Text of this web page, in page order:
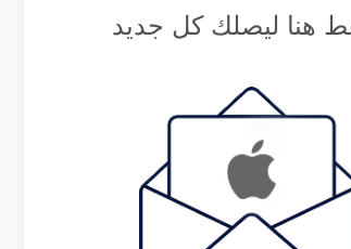
هنا ليصلك كل جديد